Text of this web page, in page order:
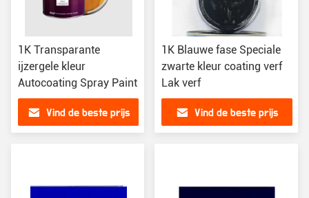
1K Transparante
ijzergele kleur
Autocoating Spray Paint
Vind de beste prijs
1K Blauwe fase Speciale
zwarte kleur coating verf
Lak verf
Vind de beste prijs